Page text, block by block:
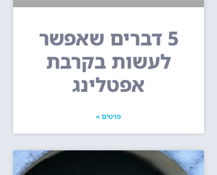
5 דברים שאפשר
לעשות בקרבת
אפטלינג
פרטים »